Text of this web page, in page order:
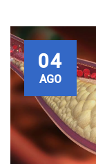
04
AGO